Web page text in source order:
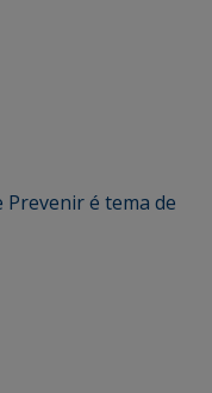
Prevenir é tema de